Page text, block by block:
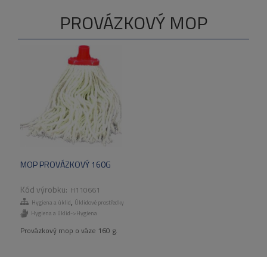
PROVÁZKOVÝ MOP
MOP PROVÁZKOVÝ 160G
H110661
Hygiena a úklid, Úklidové prostředky
Hygiena a úklid->Hygiena
Provázkový mop o váze 160 g.